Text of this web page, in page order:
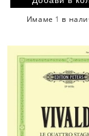
Имаме 1 в